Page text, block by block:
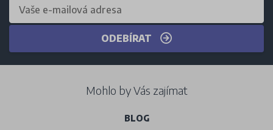
ODEBÍRAT
Mohlo by Vás zajímat
BLOG